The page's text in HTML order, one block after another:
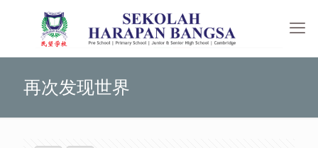
再次发现世界